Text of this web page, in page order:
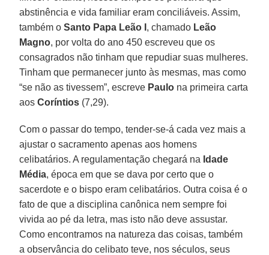
abstinência e vida familiar eram conciliáveis. Assim,
também oSanto Papa Leão I , chamado Leão
Magno, por volta do ano 450 escreveu que os
consagrados não tinham que repudiar suas mulheres.
Tinham que permanecer junto às mesmas, mas como
“se não as tivessem”, escreve Paulo na primeira carta
aosCoríntios (7,29).
Com o passar do tempo, tender-se-á cada vez mais a
ajustar o sacramento apenas aos homens
celibatários. A regulamentação chegará na Idade
Média, época em que se dava por certo que o
sacerdote e o bispo eram celibatários. Outra coisa é o
fato de que a disciplina canônica nem sempre foi
vivida ao pé da letra, mas isto não deve assustar.
Como encontramos na natureza das coisas, também
a observância do celibato teve, nos séculos, seus